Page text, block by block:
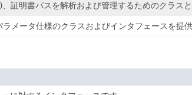
証明書パスを解析および管理するためのクラスと
メータ仕様のクラスおよびインタフェースを提供